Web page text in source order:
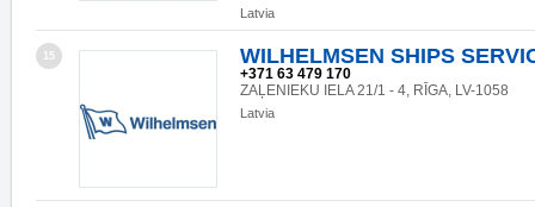
Latvia
15 WILHELMSEN SHIPS
+371 63 479 170
ZAĻENIEKU IELA 21/1 - 4, RĪGA, LV-1058
Latvia